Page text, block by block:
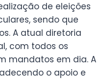
de eleições
sendo que
A atual diretoria
com todos os
mandatos em dia. A
o apoio e